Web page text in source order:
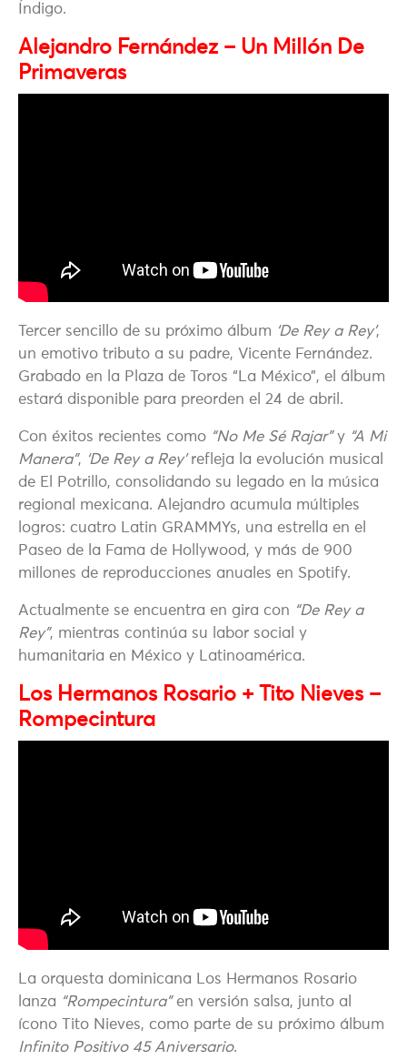
Índigo.
Alejandro Fernández – Un Millón De
Primaveras
Tercer sencillo de su próximo álbum ‘De Rey a Rey’,
un emotivo tributo a su padre, Vicente Fernández.
Grabado en la Plaza de Toros “La México”, el álbum
estará disponible para preorden el 24 de abril.
Con éxitos recientes como “No Me Sé Rajar”y “A Mi
Manera”, ‘De Rey a Rey’refleja la evolución musical
de El Potrillo, consolidando su legado en la música
regional mexicana. Alejandro acumula múltiples
logros: cuatro Latin GRAMMYs, una estrella en el
Paseo de la Fama de Hollywood, y más de 900
millones de reproducciones anuales en Spotify.
Actualmente se encuentra en gira con “De Rey a
Rey”, mientras continúa su labor social y
humanitaria en México y Latinoamérica.
Los Hermanos Rosario + Tito Nieves –
Rompecintura
La orquesta dominicana Los Hermanos Rosario
lanza “Rompecintura”en versión salsa, junto al
ícono Tito Nieves, como parte de su próximo álbum
Infinito Positivo 45 Aniversario.